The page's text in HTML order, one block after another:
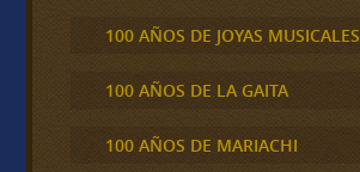
100 AÑOS DE JOYAS MUSICALES
100 AÑOS DE LA GAITA
100 AÑOS DE MARIACHI